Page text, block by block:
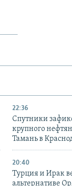
22:36
Спутники
крупного
Тамань в
20:40
Турция и Ирак
альтернативе